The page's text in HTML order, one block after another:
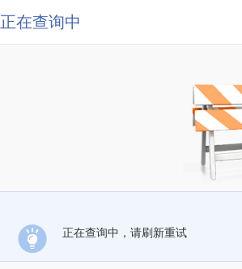
正在查询中
正在查询中，请刷新重试